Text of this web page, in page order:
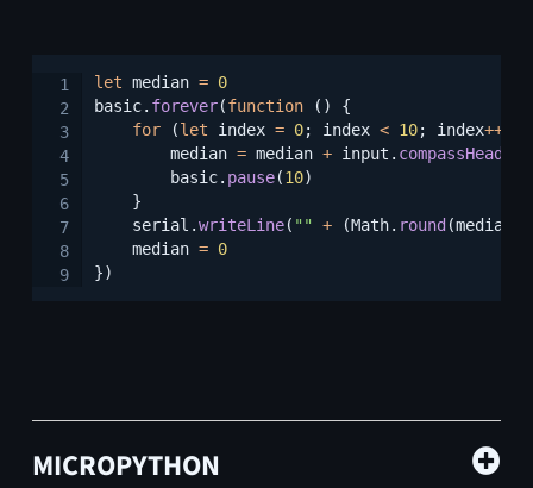
let median = 0
basic. forever(function ( )
{
for
(let index = 0; index < 10; index++
        median
= median + input . compassHeading
        basic
. pause(10)
}
    serial
.writeLine( "" + (Math. round (median
    median
= 0
})
MICROPYTHON